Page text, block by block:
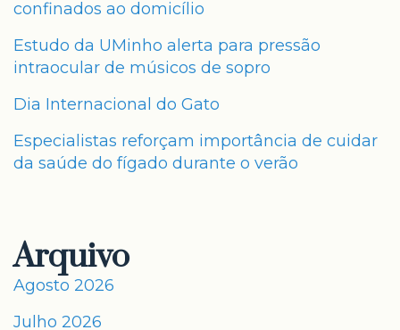
confinados ao domicílio
Estudo da UMinho alerta para pressão
intraocular de músicos de sopro
Dia Internacional do Gato
Especialistas reforçam importância de cuidar
da saúde do fígado durante o verão
Arquivo
Agosto 2026
Julho 2026